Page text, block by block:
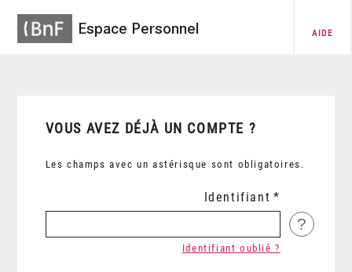
Espace Personnel AIDE
VOUS AVEZ DÉJÀ UN COMPTE ?
Les champs avec un astérisque sont obligatoires.
Identifiant
?
Identifiant oublié ?